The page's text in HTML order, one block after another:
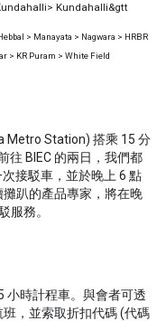
Kundahalli&gtt
> Manayata > Nagwara > HRBR
> KR Puram > White Field
Metro Station) 搭乘 15 分
往 BIEC 的兩日，我們都
接駁車，並於晚上 6 點
趴的產品專家，將在晚
服務。
小時計程車。與會者可透
，並索取折扣代碼 (代碼